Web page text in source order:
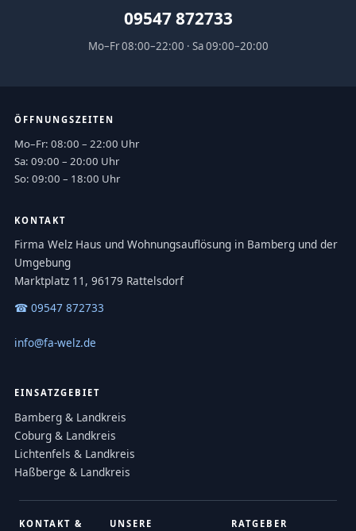
09547 872733
Mo–Fr 08:00–22:00 · Sa 09:00–20:00
ÖFFNUNGSZEITEN
Mo–Fr: 08:00 – 22:00 Uhr
Sa: 09:00 – 20:00 Uhr
So: 09:00 – 18:00 Uhr
KONTAKT
Firma Welz Haus und Wohnungsauflösung in Bamberg und der
Umgebung
Marktplatz 11, 96179 Rattelsdorf
☎ 09547 872733
info@fa-welz.de
EINSATZGEBIET
Bamberg & Landkreis
Coburg & Landkreis
Lichtenfels & Landkreis
Haßberge & Landkreis
KONTAKT &
UNSERE
RATGEBER